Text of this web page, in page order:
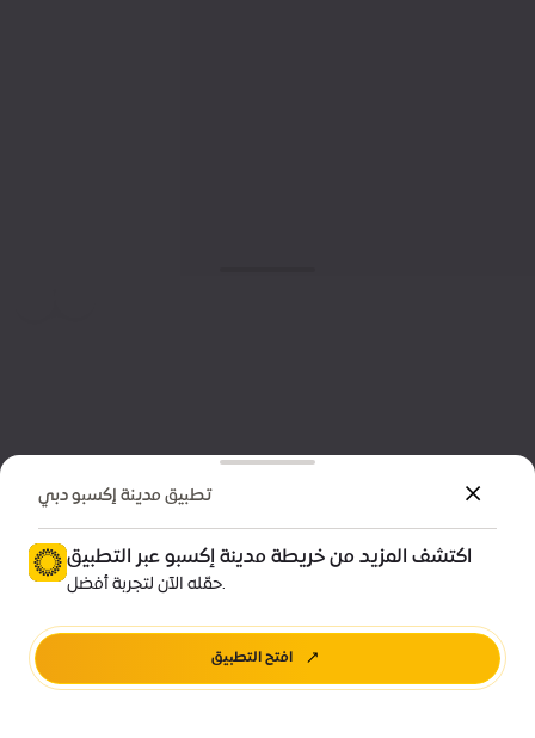
تطبيق مدينة إكسبو دبي
اكتشف المزيد من خريطة مدينة إكسبو عبر التطبيق
حمّله الآن لتجربة أفضل.
افتح التطبيق